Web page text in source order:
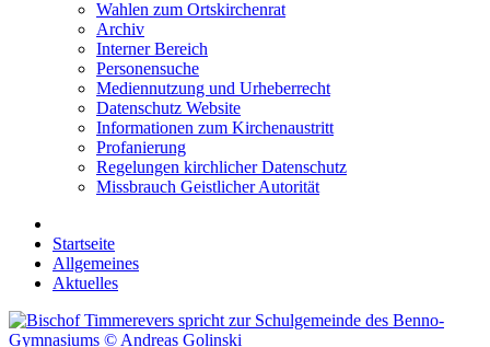
Wahlen zum Ortskirchenrat
Archiv
Interner Bereich
Personensuche
Mediennutzung und Urheberrecht
Datenschutz Website
Informationen zum Kirchenaustritt
Profanierung
Regelungen kirchlicher Datenschutz
Missbrauch Geistlicher Autorität
Startseite
Allgemeines
Aktuelles